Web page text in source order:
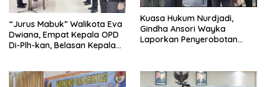
“Jurus Mabuk” Walikota Eva
Dwiana, Empat Kepala OPD
Di-Plh-kan, Belasan Kepala
Kuasa Hukum Nurdjadi,
Gindha Ansori Wayka
Laporkan Penyerobotan